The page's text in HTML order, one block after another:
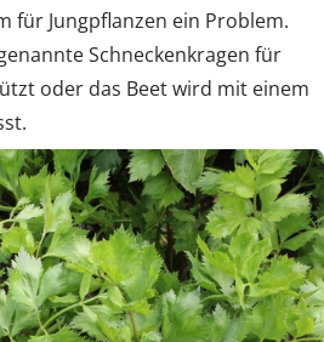
für Jungpflanzen ein Problem.
Schneckenkragen für
oder das Beet wird mit einem